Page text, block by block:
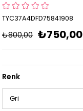
TYC37A4DFD75841908
₺800,00 ₺750,00
Renk